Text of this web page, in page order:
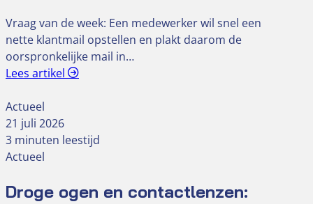
Vraag van de week: Een medewerker wil snel een
nette klantmail opstellen en plakt daarom de
oorspronkelijke mail in…
Lees artikel
Actueel
21 juli 2026
3 minuten leestijd
Actueel
Droge ogen en contactlenzen: